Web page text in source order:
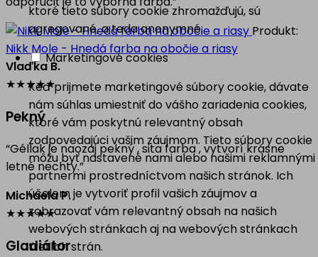
Produkt:
Nikk Mole - Hnedá farba na obočie a riasy
Vlaďka B.
★★★★★
Pekný
“Géllak je naozaj pekný , sita farba , vytvorí krásne
letné nechty.”
Michaela P.
★★★★★
Gladiátor
ktoré tieto súbory cookie zhromažďujú, sú
agregované, a teda anonymné.
Marketingové cookies
Keď prijmete marketingové súbory cookie, dávate
nám súhlas umiestniť do vášho zariadenia cookies,
ktoré vám poskytnú relevantný obsah
zodpovedajúci vašim záujmom. Tieto súbory cookie
môžu byť nastavené nami alebo našimi reklamnými
partnermi prostredníctvom našich stránok. Ich
účelom je vytvoriť profil vašich záujmov a
zobrazovať vám relevantný obsah na našich
webových stránkach aj na webových stránkach
tretích strán.